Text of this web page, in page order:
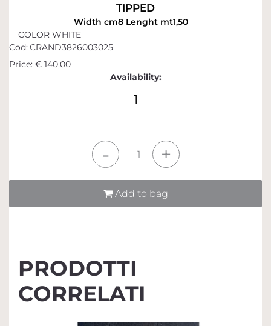
TIPPED
Width cm8 Lenght mt1,50
COLOR WHITE
Cod:CRAND3826003025
Price: € 140,00
Availability:
1
Add to bag
PRODOTTI
CORRELATI